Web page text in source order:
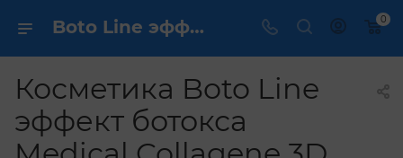
Boto Line эффект ботокса Medical Collagene 3D купить ✔️ выгодно 0
Косметика Boto Line
эффект ботокса